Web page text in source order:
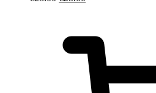
€28.00.
€25.00.